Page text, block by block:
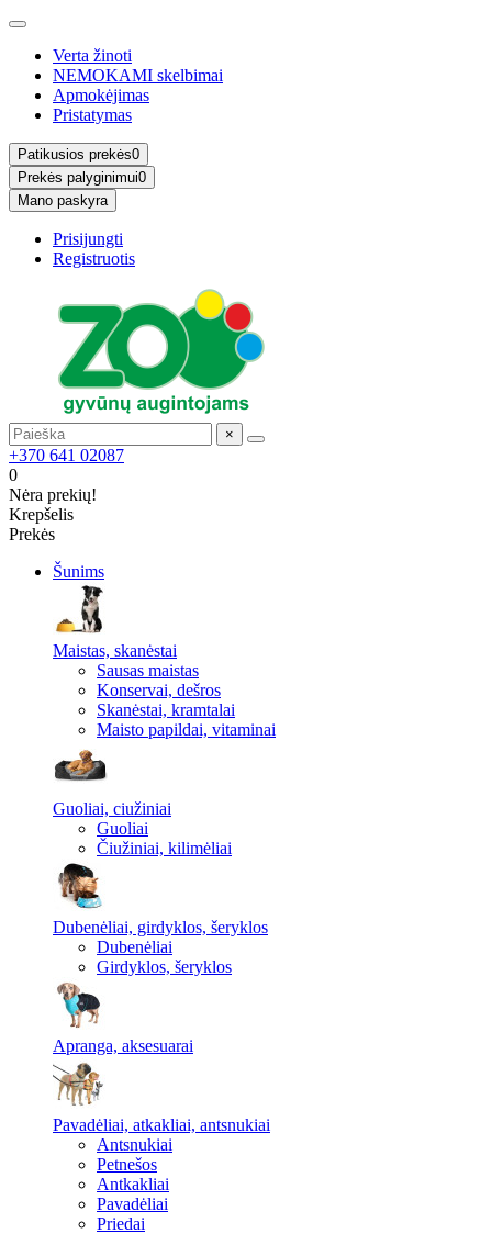
Verta žinoti
NEMOKAMI skelbimai
Apmokėjimas
Pristatymas
Patikusios prekės0
Prekės palyginimui0
Mano paskyra
Prisijungti
Registruotis
×
+370 641 02087
0
Nėra prekių!
Krepšelis
Prekės
Šunims
Maistas, skanėstai
Sausas maistas
Konservai, dešros
Skanėstai, kramtalai
Maisto papildai, vitaminai
Guoliai, ciužiniai
Guoliai
Čiužiniai, kilimėliai
Dubenėliai, girdyklos, šeryklos
Dubenėliai
Girdyklos, šeryklos
Apranga, aksesuarai
Pavadėliai, atkakliai, antsnukiai
Antsnukiai
Petnešos
Antkakliai
Pavadėliai
Priedai